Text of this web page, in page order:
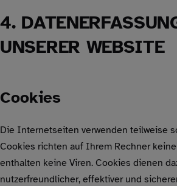
4.
UNSERER WEBSITE
Cookies
Die Internetseiten verwenden teilweise
Cookies richten auf Ihrem Rechner
enthalten keine Viren. Cookies dienen
nutzerfreundlicher, effektiver und